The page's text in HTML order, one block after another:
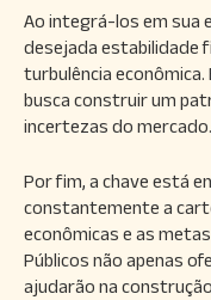
Ao integrá-los em sua
desejada estabilidade
turbulência econômica.
busca construir um
incertezas do mercado.
Por fim, a chave está
constantemente a
econômicas e as
Públicos não apenas
ajudarão na